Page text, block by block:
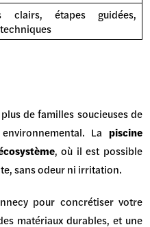
clairs, étapes guidées,
de familles soucieuses de
La piscine
, où il est possible
sans odeur ni irritation.
pour concrétiser votre
matériaux durables, et une